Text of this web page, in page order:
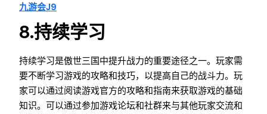
九游会J9
8.持续学习
持续学习是傲世三国中提升战力的重要途径之一。玩家需
要不断学习游戏的攻略和技巧，以提高自己的战斗力。玩
家可以通过阅读游戏官方的攻略和指南来获取游戏的基础
知识。可以通过参加游戏论坛和社群来与其他玩家交流和